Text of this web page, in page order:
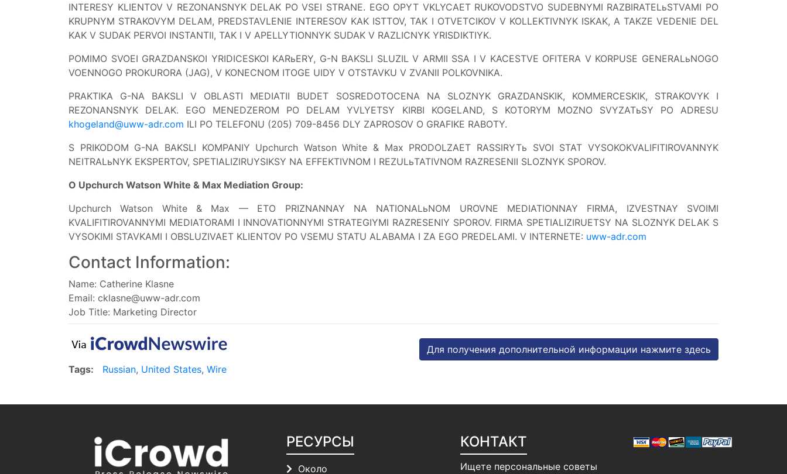
INTERESY KLIENTOV V REZONANSNYK DELAK PO VSEI STRANE. EGO OPYT VKLYCAET RUKOVODSTVO SUDEBNYMI RAZBIRATELьSTVAMI PO
KRUPNYM STRAKOVYM DELAM, PREDSTAVLENIE INTERESOV KAK ISTTOV, TAK I OTVETCIKOV V KOLLEKTIVNYK ISKAK, A TAKZE VEDENIE DEL
KAK V SUDAK PERVOI INSTANTII, TAK I V APELLYTIONNYK SUDAK V RAZLICNYK YRISDIKTIYK.
POMIMO SVOEI GRAZDANSKOI YRIDICESKOI KARьERY, G-N BAKSLI SLUZIL V ARMII SSA I V KACESTVE OFITERA V KORPUSE GENERALьNOGO
VOENNOGO PROKURORA (JAG), V KONECNOM ITOGE UIDY V OTSTAVKU V ZVANII POLKOVNIKA.
PRAKTIKA G-NA BAKSLI V OBLASTI MEDIATII BUDET SOSREDOTOCENA NA SLOZNYK GRAZDANSKIK, KOMMERCESKIK, STRAKOVYK I
REZONANSNYK DELAK. EGO MENEDZEROM PO DELAM YVLYETSY KIRBI KOGELAND, S KOTORYM MOZNO SVYZATьSY PO ADRESU
khogeland@uww-adr.com ILI PO TELEFONU (205) 709-8456 DLY ZAPROSOV O GRAFIKE RABOTY.
S PRIKODOM G-NA BAKSLI KOMPANIY Upchurch Watson White & Max PRODOLZAET RASSIRYTь SVOI STAT VYSOKOKVALIFITIROVANNYK
NEITRALьNYK EKSPERTOV, SPETIALIZIRUYSIKSY NA EFFEKTIVNOM I REZULьTATIVNOM RAZRESENII SLOZNYK SPOROV.
O Upchurch Watson White & Max Mediation Group:
Upchurch Watson White & Max — ETO PRIZNANNAY NA NATIONALьNOM UROVNE MEDIATIONNAY FIRMA, IZVESTNAY SVOIMI
KVALIFITIROVANNYMI MEDIATORAMI I INNOVATIONNYMI STRATEGIYMI RAZRESENIY SPOROV. FIRMA SPETIALIZIRUETSY NA SLOZNYK DELAK S
VYSOKIMI STAVKAMI I OBSLUZIVAET KLIENTOV PO VSEMU STATU ALABAMA I ZA EGO PREDELAMI. V INTERNETE: uww-adr.com
Contact Information:
Name: Catherine Klasne
Email: cklasne@uww-adr.com
Job Title: Marketing Director
Для получения дополнительной информации нажмите здесь
Tags:
Russian, United States, Wire
РЕСУРСЫ
Около
КОНТАКТ
Ищете персональные советы